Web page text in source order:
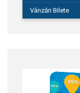
Vânzări Bilete